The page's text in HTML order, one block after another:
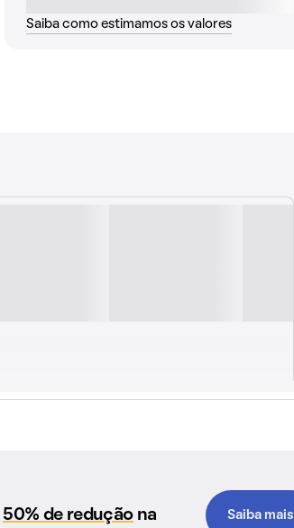
Saiba como estimamos os valores
50% de reduçãona
Saiba mais